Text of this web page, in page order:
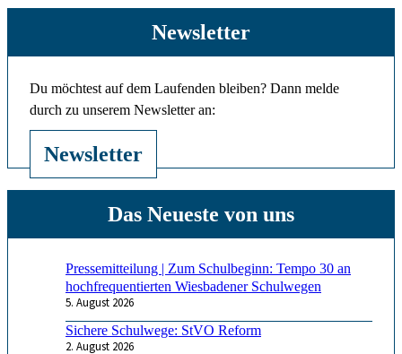
Newsletter
Du möchtest auf dem Laufenden bleiben? Dann melde
durch zu unserem Newsletter an:
Newsletter
Pressemitteilung | Zum Schulbeginn: Tempo 30 an
hochfrequentierten Wiesbadener Schulwegen
5. August 2026
Sichere Schulwege: StVO Reform
2. August 2026